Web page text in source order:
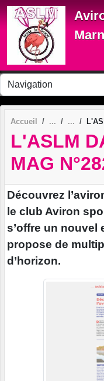
Accueil
L'ASLM
MAG
Découvrez
le club Aviron
s’offre un nouvel
propose de
d’horizon.
Panneau de gestion des